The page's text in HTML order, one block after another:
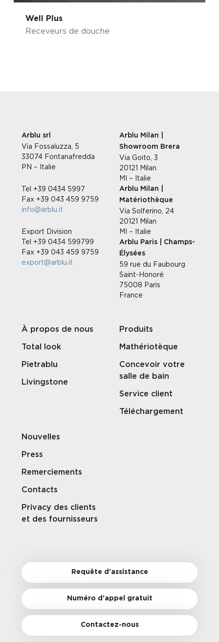
Well Plus
Receveurs de douche
Arblu srl
Via Fossaluzza, 5
33074 Fontanafredda
PN – Italie
Tel +39 0434 5997
Fax +39 043 459 9759
info@arblu.it
Export Division
Tel +39 0434 599799
Fax +39 043 459 9759
export@arblu.it
Arblu Milan |
Showroom Brera
Via Goito, 3
20121 Milan
MI – Italie
Arblu Milan |
Matériothèque
Via Solferino, 24
20121 Milan
MI – Italie
Arblu Paris | Champs-
Élysées
59 rue du Faubourg
Saint-Honoré
75008 Paris
France
À propos de nous
Total look
Pietrablu
Livingstone
Produits
Mathériotèque
Concevoir votre
salle de bain
Service client
Téléchargement
Nouvelles
Press
Remerciements
Contacts
Privacy des clients
et des fournisseurs
Requête d'assistance
Numéro d'appel gratuit
Contactez-nous